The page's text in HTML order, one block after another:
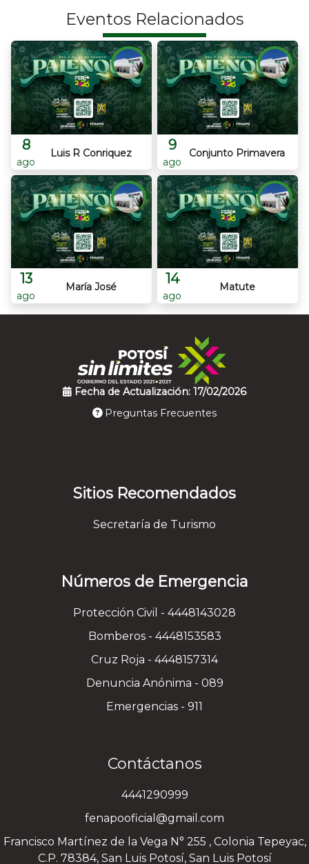
Eventos Relacionados
8
ago
Luis R Conriquez 9
ago
Conjunto Primavera
13
ago
María José 14
ago
Matute
Fecha de Actualización: 17/02/2026
Preguntas Frecuentes
Sitios Recomendados
Secretaría de Turismo
Números de Emergencia
Protección Civil - 4448143028
Bomberos - 4448153583
Cruz Roja - 4448157314
Denuncia Anónima - 089
Emergencias - 911
Contáctanos
4441290999
fenapooficial@gmail.com
Francisco Martínez de la Vega N° 255 , Colonia Tepeyac,
C.P. 78384, San Luis Potosí, San Luis Potosí